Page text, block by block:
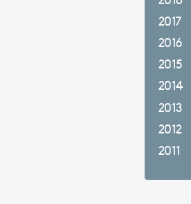
2017
2016
2015
2014
2013
2012
2011